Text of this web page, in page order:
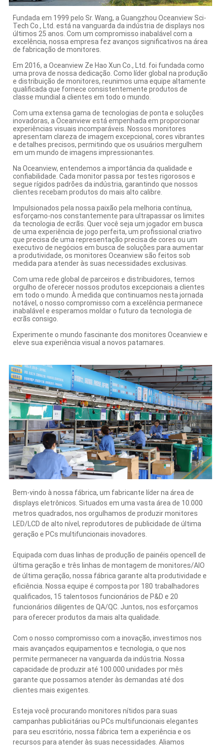
Fundada em 1999 pelo Sr. Wang, a Guangzhou Oceanview Sci-
Tech Co., Ltd. está na vanguarda da indústria de displays nos
últimos 25 anos. Com um compromisso inabalável com a
excelência, nossa empresa fez avanços significativos na área
de fabricação de monitores.
Em 2016, a Oceanview Ze Hao Xun Co., Ltd. foi fundada como
uma prova de nossa dedicação. Como líder global na produção
e distribuição de monitores, reunimos uma equipe altamente
qualificada que fornece consistentemente produtos de
classe mundial a clientes em todo o mundo.
Com uma extensa gama de tecnologias de ponta e soluções
inovadoras, a Oceanview está empenhada em proporcionar
experiências visuais incomparáveis. Nossos monitores
apresentam clareza de imagem excepcional, cores vibrantes
e detalhes precisos, permitindo que os usuários mergulhem
em um mundo de imagens impressionantes.
Na Oceanview, entendemos a importância da qualidade e
confiabilidade. Cada monitor passa por testes rigorosos e
segue rígidos padrões da indústria, garantindo que nossos
clientes recebam produtos do mais alto calibre.
Impulsionados pela nossa paixão pela melhoria contínua,
esforçamo-nos constantemente para ultrapassar os limites
da tecnologia de ecrãs. Quer você seja um jogador em busca
de uma experiência de jogo perfeita, um profissional criativo
que precisa de uma representação precisa de cores ou um
executivo de negócios em busca de soluções para aumentar
a produtividade, os monitores Oceanview são feitos sob
medida para atender às suas necessidades exclusivas.
Com uma rede global de parceiros e distribuidores, temos
orgulho de oferecer nossos produtos excepcionais a clientes
em todo o mundo. À medida que continuamos nesta jornada
notável, o nosso compromisso com a excelência permanece
inabalável e esperamos moldar o futuro da tecnologia de
ecrãs consigo.
Experimente o mundo fascinante dos monitores Oceanview e
eleve sua experiência visual a novos patamares.
Bem-vindo à nossa fábrica, um fabricante líder na área de
displays eletrônicos. Situados em uma vasta área de 10.000
metros quadrados, nos orgulhamos de produzir monitores
LED/LCD de alto nível, reprodutores de publicidade de última
geração e PCs multifuncionais inovadores.
Equipada com duas linhas de produção de painéis opencell de
última geração e três linhas de montagem de monitores/AIO
de última geração, nossa fábrica garante alta produtividade e
eficiência. Nossa equipe é composta por 180 trabalhadores
qualificados, 15 talentosos funcionários de P&D e 20
funcionários diligentes de QA/QC. Juntos, nos esforçamos
para oferecer produtos da mais alta qualidade.
Com o nosso compromisso com a inovação, investimos nos
mais avançados equipamentos e tecnologia, o que nos
permite permanecer na vanguarda da indústria. Nossa
capacidade de produzir até 100.000 unidades por mês
garante que possamos atender às demandas até dos
clientes mais exigentes.
Esteja você procurando monitores nítidos para suas
campanhas publicitárias ou PCs multifuncionais elegantes
para seu escritório, nossa fábrica tem a experiência e os
recursos para atender às suas necessidades. Aliamos